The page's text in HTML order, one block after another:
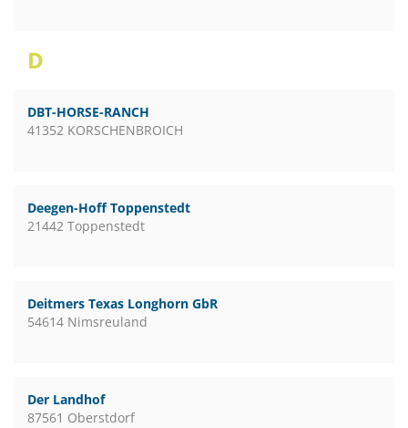
D
DBT-HORSE-RANCH
41352 KORSCHENBROICH
Deegen-Hoff Toppenstedt
21442 Toppenstedt
Deitmers Texas Longhorn GbR
54614 Nimsreuland
Der Landhof
87561 Oberstdorf